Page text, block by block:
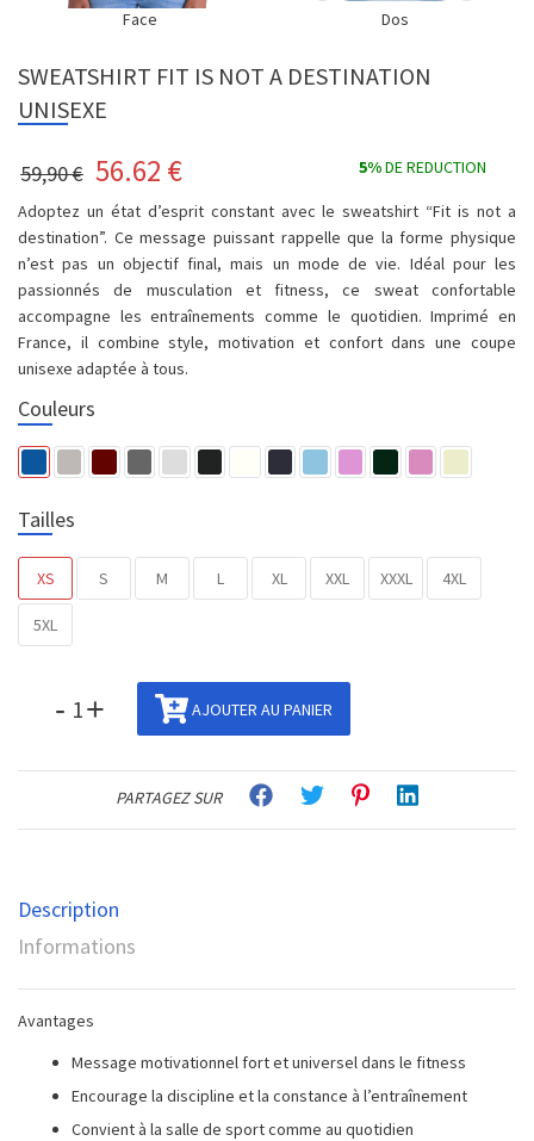
Face Dos
SWEATSHIRT FIT IS NOT A DESTINATION
UNISEXE
59,90 € 56.62 € 5%DE REDUCTION
Adoptez un état d’esprit constant avec le sweatshirt “Fit is not a
destination”. Ce message puissant rappelle que la forme physique
n’est pas un objectif final, mais un mode de vie. Idéal pour les
passionnés de musculation et fitness, ce sweat confortable
accompagne les entraînements comme le quotidien. Imprimé en
France, il combine style, motivation et confort dans une coupe
unisexe adaptée à tous.
Couleurs
Tailles
XS S M L XL XXL XXXL 4XL
5XL
- + AJOUTER AU PANIER
PARTAGEZ SUR
Description
Informations
Avantages
Message motivationnel fort et universel dans le fitness
Encourage la discipline et la constance à l’entraînement
Convient à la salle de sport comme au quotidien